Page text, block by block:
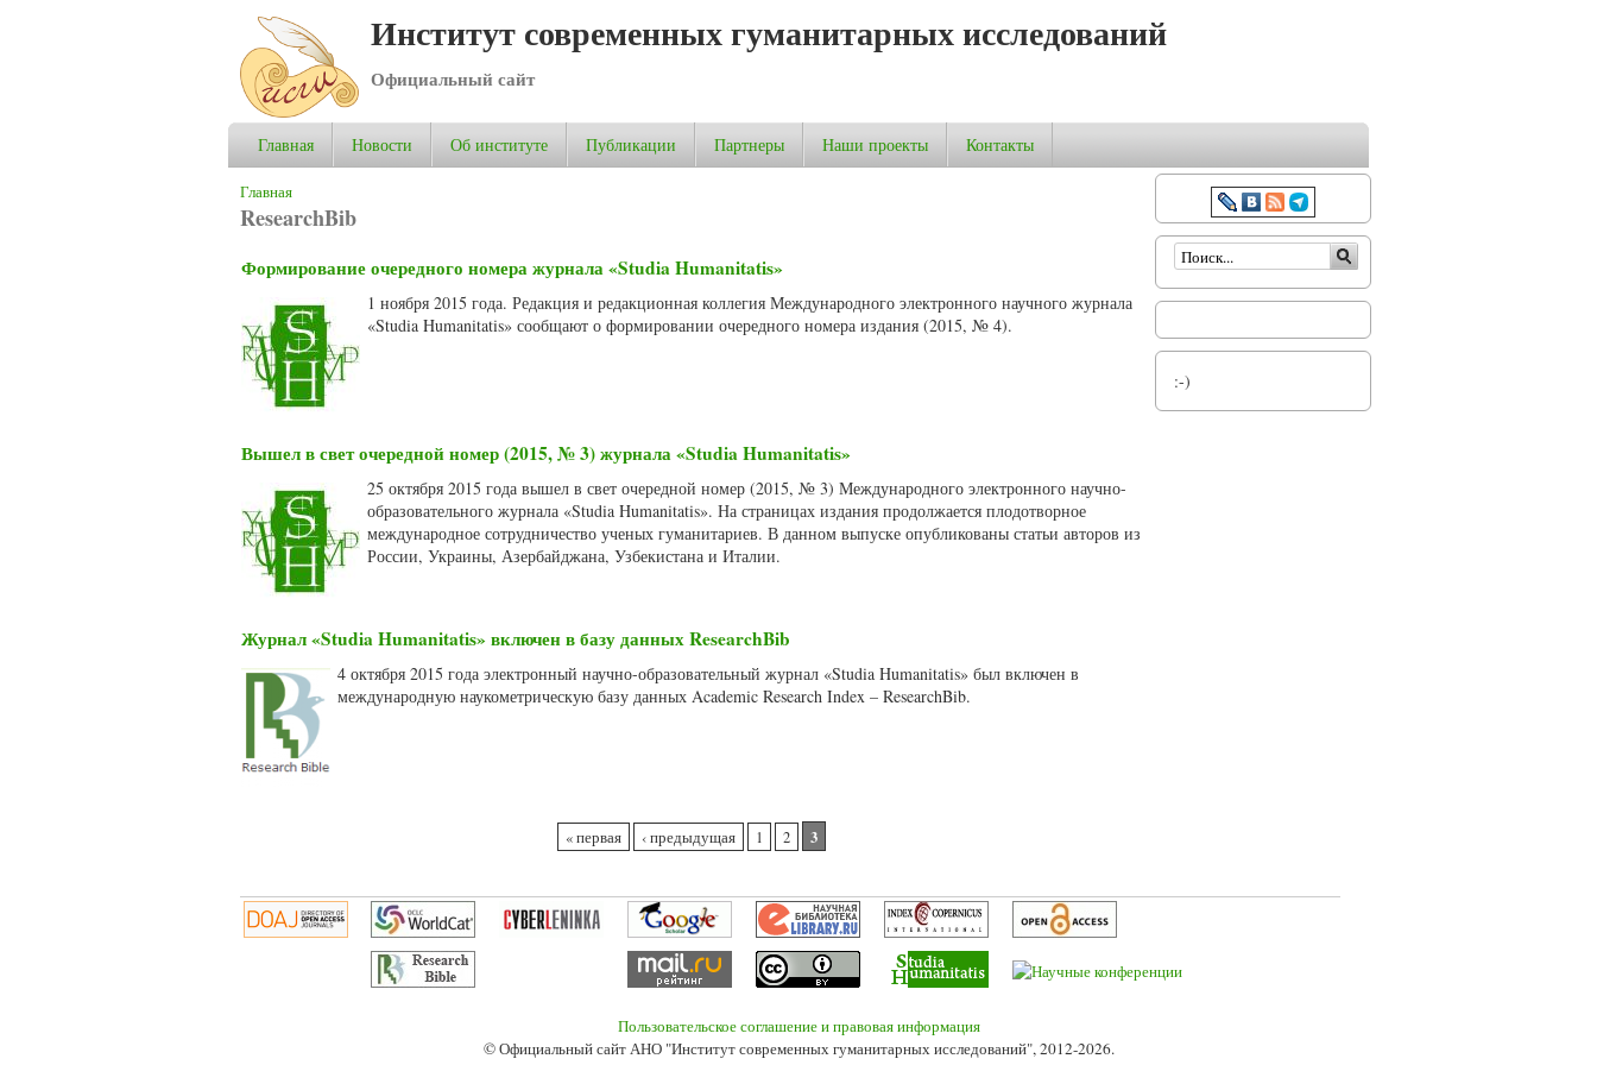
Институт современных гуманитарных исследований
Официальный сайт
Главная Новости Об институте Публикации Партнеры Наши проекты Контакты
Вы здесь
Главная
ResearchBib
Формирование очередного номера журнала «Studia Humanitatis»
1 ноября 2015 года. Редакция и редакционная коллегия Международного электронного научного журнала
«Studia Humanitatis» сообщают о формировании очередного номера издания (2015, № 4).
Вышел в свет очередной номер (2015, № 3) журнала «Studia Humanitatis»
25 октября 2015 года вышел в свет очередной номер (2015, № 3) Международного электронного научно-
образовательного журнала «Studia Humanitatis». На страницах издания продолжается плодотворное
международное сотрудничество ученых гуманитариев. В данном выпуске опубликованы статьи авторов из
России, Украины, Азербайджана, Узбекистана и Италии.
Журнал «Studia Humanitatis» включен в базу данных ResearchBib
4 октября 2015 года электронный научно-образовательный журнал «Studia Humanitatis» был включен в
международную наукометрическую базу данных Academic Research Index – ResearchBib.
« первая ‹ предыдущая 1 2 3
Форма поиска
:-)
Пользовательское соглашение и правовая информация
© Официальный сайт АНО "Институт современных гуманитарных исследований", 2012-2026.